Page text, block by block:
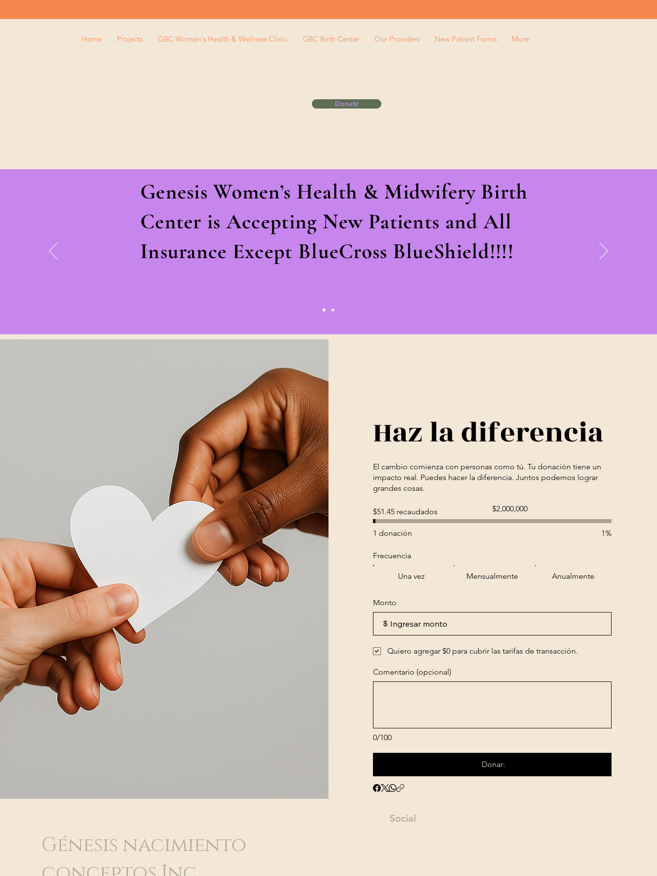
Home Projects GBC Women's Health & Wellness Clinic GBC Birth Center Our Providers New Patient Forms More
Donate
​Genesis Women’s Health & Midwifery Birth
Center is Accepting New Patients and All
Insurance Except BlueCross BlueShield!!!!
Haz la diferencia
El cambio comienza con personas como tú. Tu donación tiene un
impacto real. Puedes hacer la diferencia. Juntos podemos lograr
grandes cosas.
$51.45 recaudados
Objetivo
de
$2,000,000
1 donación 1%
Frecuencia
Una vez Mensualmente Anualmente
Monto
$
0/100
Comentario (opcional)
Donar:
Quiero agregar $0 para cubrir las tarifas de transacción.
Génesis nacimiento
Social